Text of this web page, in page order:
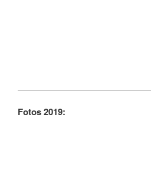
Fotos 2019: